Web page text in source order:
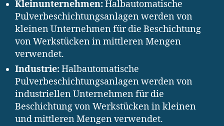
Kleinunternehmen:Halbautomatische
Pulverbeschichtungsanlagen werden von
kleinen Unternehmen für die Beschichtung
von Werkstücken in mittleren Mengen
verwendet.
Industrie:Halbautomatische
Pulverbeschichtungsanlagen werden von
industriellen Unternehmen für die
Beschichtung von Werkstücken in kleinen
und mittleren Mengen verwendet.